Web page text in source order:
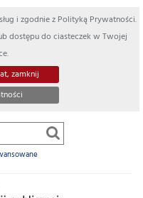
i zgodnie z Polityką Prywatności.
dostępu do ciasteczek w Twojej
zamknij